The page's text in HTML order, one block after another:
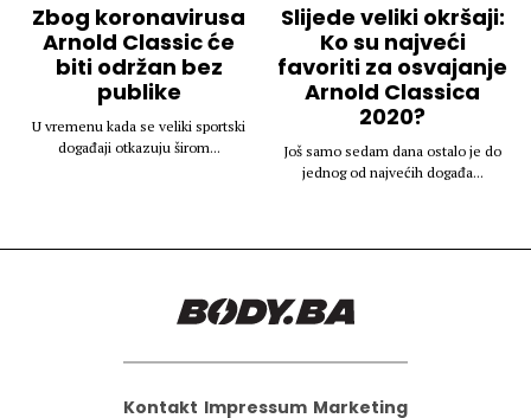
Zbog koronavirusa
Arnold Classic će
biti održan bez
publike
U vremenu kada se veliki sportski
događaji otkazuju širom...
Slijede veliki okršaji:
Ko su najveći
favoriti za osvajanje
Arnold Classica
2020?
Još samo sedam dana ostalo je do
jednog od najvećih događa...
Kontakt Impressum Marketing